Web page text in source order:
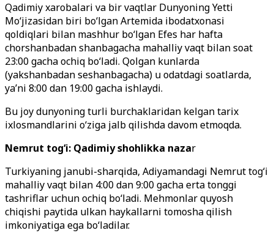
Qadimiy xarobalari va bir vaqtlar Dunyoning Yetti
Mo‘jizasidan biri bo‘lgan Artemida ibodatxonasi
qoldiqlari bilan mashhur bo‘lgan Efes har hafta
chorshanbadan shanbagacha mahalliy vaqt bilan soat
23:00 gacha ochiq bo‘ladi. Qolgan kunlarda
(yakshanbadan seshanbagacha) u odatdagi soatlarda,
ya’ni 8:00 dan 19:00 gacha ishlaydi.
Bu joy dunyoning turli burchaklaridan kelgan tarix
ixlosmandlarini o‘ziga jalb qilishda davom etmoqda.
Nemrut tog‘i: Qadimiy shohlikka nazar
Turkiyaning janubi-sharqida, Adiyamandagi Nemrut tog‘i
mahalliy vaqt bilan 4:00 dan 9:00 gacha erta tonggi
tashriflar uchun ochiq bo‘ladi. Mehmonlar quyosh
chiqishi paytida ulkan haykallarni tomosha qilish
imkoniyatiga ega bo‘ladilar.